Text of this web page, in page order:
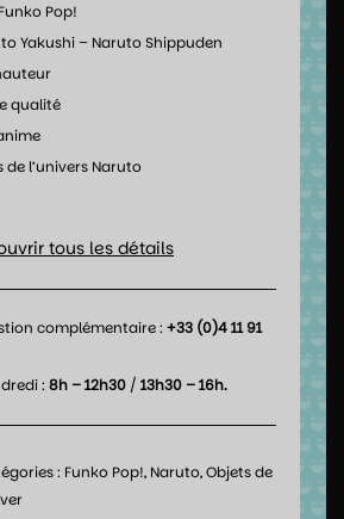
Pop!
Yakushi – Naruto Shippuden
qualité
l’univers Naruto
tous les détails
complémentaire : +33 (0)4 11 91
: 8h – 12h30/ 13h30 – 16h.
: Funko Pop!, Naruto,Objets de